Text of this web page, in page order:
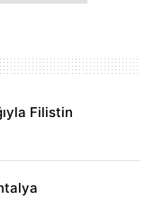
Filistin